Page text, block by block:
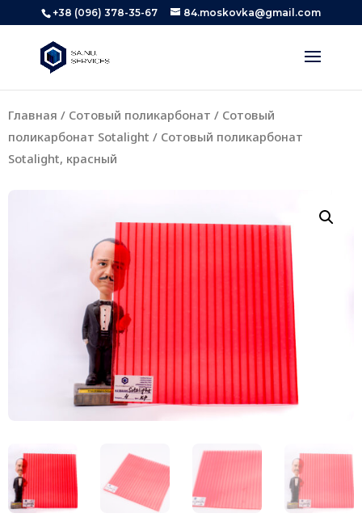
+38 (096) 378-35-67 84.moskovka@gmail.com
Главная / Сотовый поликарбонат / Сотовый
поликарбонат Sotalight / Сотовый поликарбонат
Sotalight, красный